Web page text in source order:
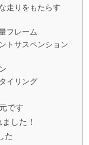
走りをもたらす
フレーム
トサスペンション
イリング
です
した！
た